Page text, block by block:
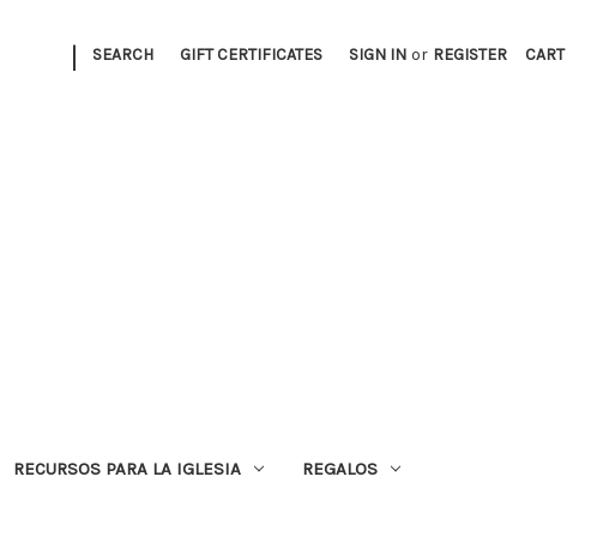
| SEARCH GIFT CERTIFICATES SIGN IN or REGISTER CART
RECURSOS PARA LA IGLESIA REGALOS